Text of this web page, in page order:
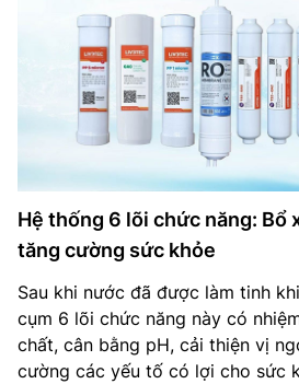
Hệ thống 6 lõi chức năng: Bổ
tăng cường sức khỏe
Sau khi nước đã được làm tinh
cụm 6 lõi chức năng này có
chất, cân bằng pH, cải thiện vị
cường các yếu tố có lợi cho sức